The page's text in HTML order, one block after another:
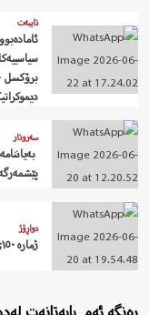
تایبەت
برۆکسل
سەروتار
دواڕۆژ
ژمارە ١٥٠ی دواڕۆژ کەوتە بەردیدەی خوێنەرانی…